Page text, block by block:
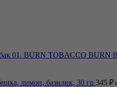
01. BURN TOBACCO BURN
лимон, базилик, 30 гр 345 ₽